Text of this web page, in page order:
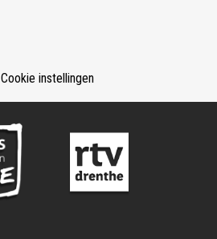
Cookie instellingen